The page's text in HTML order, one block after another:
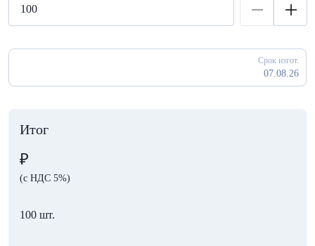
Срок изгот.
07.08.26
Итог
₽
(с НДС 5%)
100 шт.